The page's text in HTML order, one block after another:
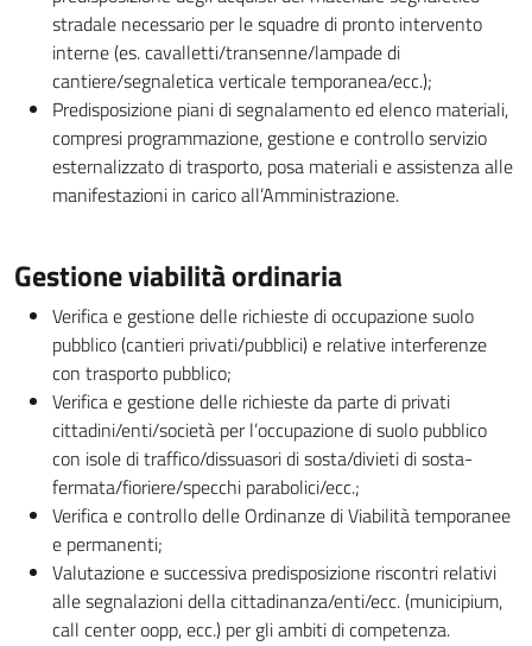
stradale necessario per le squadre di pronto intervento
interne (es. cavalletti/transenne/lampade di
cantiere/segnaletica verticale temporanea/ecc.);
Predisposizione piani di segnalamento ed elenco materiali,
compresi programmazione, gestione e controllo servizio
esternalizzato di trasporto, posa materiali e assistenza alle
manifestazioni in carico all’Amministrazione.
Gestione viabilità ordinaria
Verifica e gestione delle richieste di occupazione suolo
pubblico (cantieri privati/pubblici) e relative interferenze
con trasporto pubblico;
Verifica e gestione delle richieste da parte di privati
cittadini/enti/società per l’occupazione di suolo pubblico
con isole di traffico/dissuasori di sosta/divieti di sosta-
fermata/fioriere/specchi parabolici/ecc.;
Verifica e controllo delle Ordinanze di Viabilità temporanee
e permanenti;
Valutazione e successiva predisposizione riscontri relativi
alle segnalazioni della cittadinanza/enti/ecc. (municipium,
call center oopp, ecc.) per gli ambiti di competenza.